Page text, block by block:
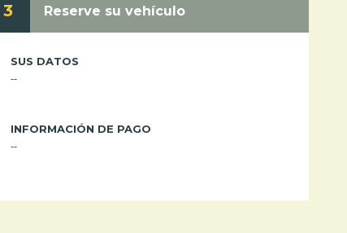
3 Reserve su vehículo
SUS DATOS
--
INFORMACIÓN DE PAGO
--